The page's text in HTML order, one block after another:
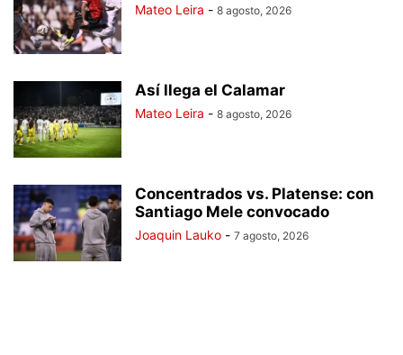
Mateo Leira - 8 agosto, 2026
Así llega el Calamar
Mateo Leira - 8 agosto, 2026
Concentrados vs. Platense: con
Santiago Mele convocado
Joaquin Lauko - 7 agosto, 2026